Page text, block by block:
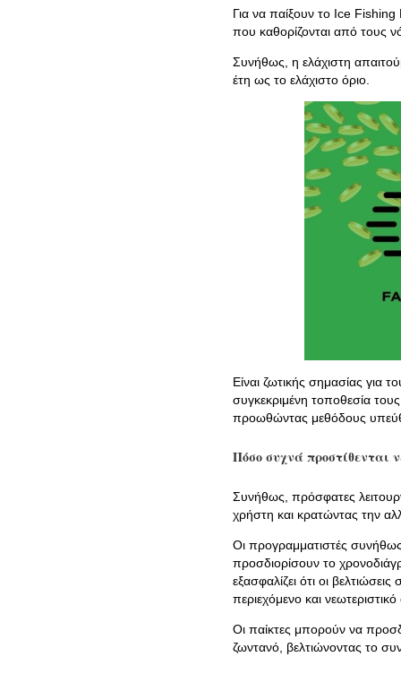
Για να παίξουν το Ice
που καθορίζονται από τους
Συνήθως, η ελάχιστη
έτη ως το ελάχιστο όριο.
Είναι ζωτικής σημασίας για
συγκεκριμένη τοποθεσία
προωθώντας μεθόδους
Πόσο συχνά προστίθενται
Συνήθως, πρόσφατες
χρήστη και κρατώντας την
Οι προγραμματιστές συνήθως
προσδιορίσουν το
εξασφαλίζει ότι οι
περιεχόμενο και
Οι παίκτες μπορούν να
ζωντανό, βελτιώνοντας το